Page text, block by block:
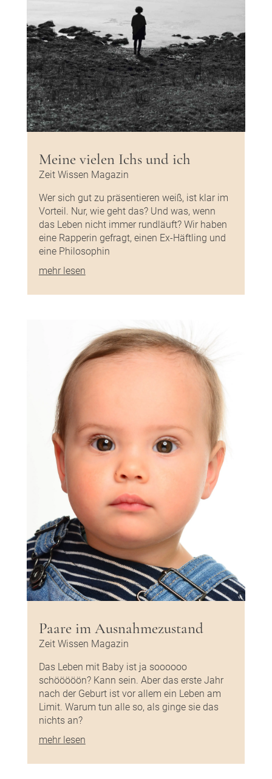
Meine vielen Ichs und ich
Zeit Wissen Magazin
Wer sich gut zu präsentieren weiß, ist klar im
Vorteil. Nur, wie geht das? Und was, wenn
das Leben nicht immer rundläuft? Wir haben
eine Rapperin gefragt, einen Ex-Häftling und
eine Philosophin
mehr lesen
Paare im Ausnahmezustand
Zeit Wissen Magazin
Das Leben mit Baby ist ja soooooo
schööööön? Kann sein. Aber das erste Jahr
nach der Geburt ist vor allem ein Leben am
Limit. Warum tun alle so, als ginge sie das
nichts an?
mehr lesen